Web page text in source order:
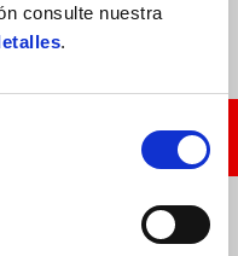
consulte nuestra
.
TU TALLER DE